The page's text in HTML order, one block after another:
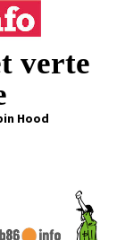
verte
Hood